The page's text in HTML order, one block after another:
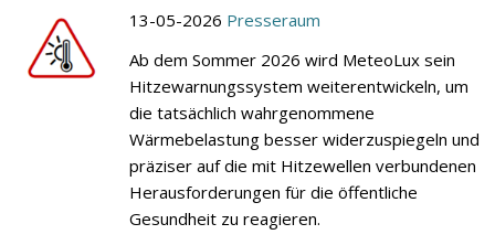
13-05-2026 Presseraum
Ab dem Sommer 2026 wird MeteoLux sein
Hitzewarnungssystem weiterentwickeln, um
die tatsächlich wahrgenommene
Wärmebelastung besser widerzuspiegeln und
präziser auf die mit Hitzewellen verbundenen
Herausforderungen für die öffentliche
Gesundheit zu reagieren.